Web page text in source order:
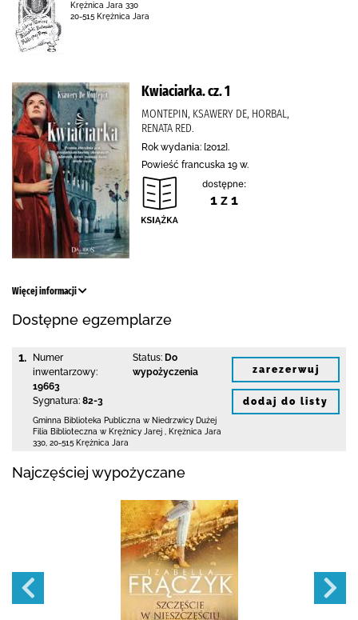
Krężnica Jara 330
20-515 Krężnica Jara
Kwiaciarka. cz. 1
MONTEPIN, KSAWERY DE, HORBAL,
RENATA RED.
Rok wydania: [2012].
Powieść francuska 19 w.
dostępne:
1 z 1
Więcej informacji
Dostępne egzemplarze
1.
Numer
inwentarzowy:
19663
Sygnatura: 82-3
Status: Do
wypożyczenia
Gminna Biblioteka Publiczna w Niedrzwicy Dużej
Filia Biblioteczna w Krężnicy Jarej
Krężnica Jara
330 20-515 Krężnica Jara
zarezerwuj
dodaj do listy
Najczęściej wypożyczane